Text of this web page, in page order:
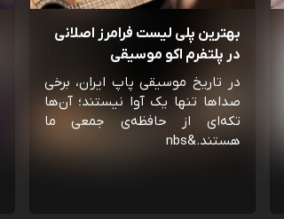
بهترین پلی لیست فرامرز اصلانی
در پلتفرم اکو موسیقی
در تاریخ موسیقی پاپ ایران، برخی
صداها تنها یک آوا نیستند؛ آن‌ها
تکه‌ای از حافظه‌ی جمعی ما
هستند.&nbs